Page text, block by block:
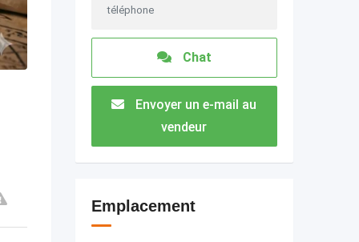
téléphone
Chat
Envoyer un e-mail au
vendeur
Emplacement